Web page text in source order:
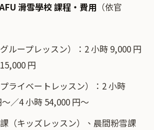
滑雪學校 課程・費用 （依官
ループレッスン）：2 小時 9,000 円
円
ライベートレッスン）：2 小時
／4 小時 54,000 円〜
（キッズレッスン）、晨間粉雪課